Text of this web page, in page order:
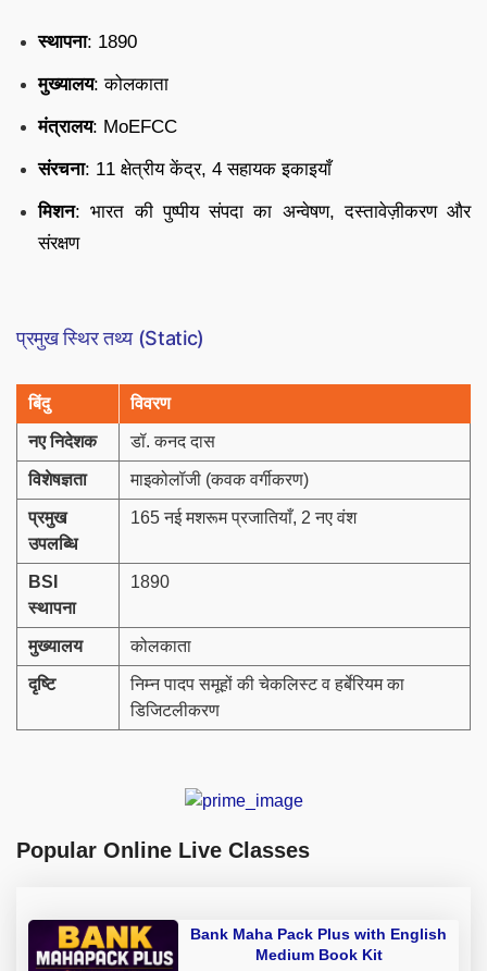
स्थापना: 1890
मुख्यालय: कोलकाता
मंत्रालय: MoEFCC
संरचना: 11 क्षेत्रीय केंद्र, 4 सहायक इकाइयाँ
मिशन: भारत की पुष्पीय संपदा का अन्वेषण, दस्तावेज़ीकरण और
संरक्षण
प्रमुख स्थिर तथ्य (Static)
बिंदु विवरण
नए निदेशक डॉ. कनद दास
विशेषज्ञता माइकोलॉजी (कवक वर्गीकरण)
प्रमुख
उपलब्धि
165 नई मशरूम प्रजातियाँ, 2 नए वंश
BSI
स्थापना
1890
मुख्यालय कोलकाता
दृष्टि
निम्न पादप समूहों की चेकलिस्ट व हर्बेरियम का
डिजिटलीकरण
Popular Online Live Classes
Bank Maha Pack Plus with English
Medium Book Kit